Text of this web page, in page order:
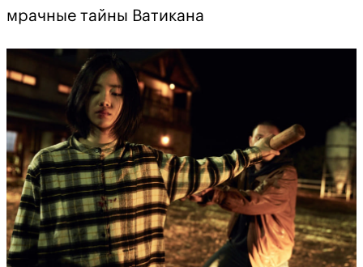
мрачные тайны Ватикана